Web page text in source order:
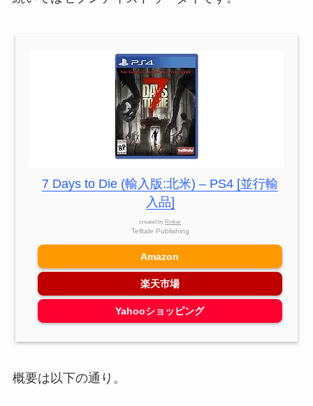
7 Days to Die (輸入版:北米) – PS4 [並行輸
入品]
created by Rinker
Telltale Publishing
Amazon
楽天市場
Yahooショッピング
概要は以下の通り。